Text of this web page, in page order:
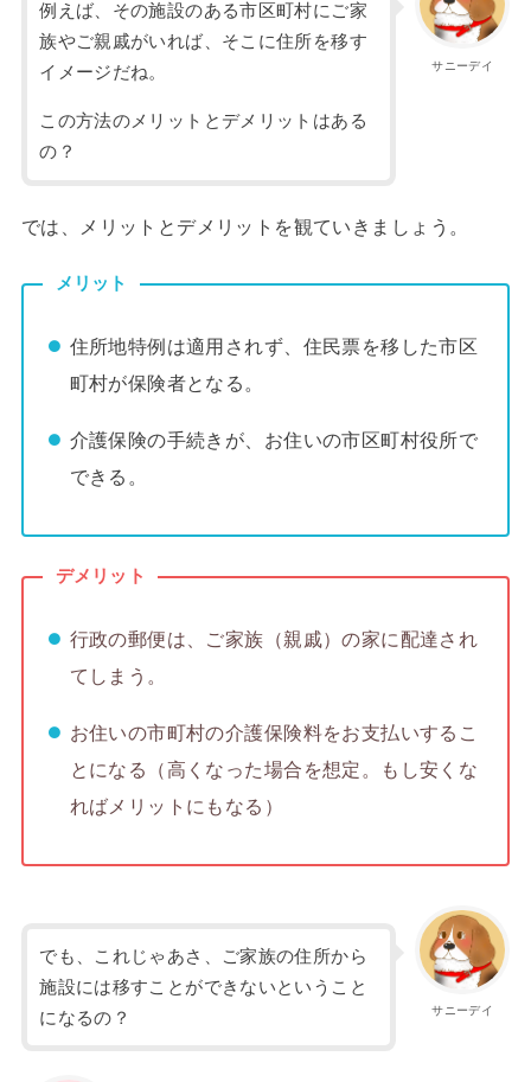
サニーデイ
例えば、その施設のある市区町村にご家
族やご親戚がいれば、そこに住所を移す
イメージだね。
この方法のメリットとデメリットはある
の？
では、メリットとデメリットを観ていきましょう。
メリット
住所地特例は適用されず、住民票を移した市区
町村が保険者となる。
介護保険の手続きが、お住いの市区町村役所で
できる。
デメリット
行政の郵便は、ご家族（親戚）の家に配達され
てしまう。
お住いの市町村の介護保険料をお支払いするこ
とになる（高くなった場合を想定。もし安くな
ればメリットにもなる）
サニーデイ
でも、これじゃあさ、ご家族の住所から
施設には移すことができないということ
になるの？